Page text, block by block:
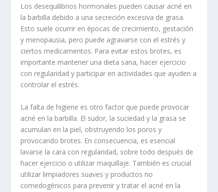
Los desequilibrios hormonales pueden causar acné en
la barbilla debido a una secreción excesiva de grasa.
Esto suele ocurrir en épocas de crecimiento, gestación
y menopausia, pero puede agravarse con el estrés y
ciertos medicamentos. Para evitar estos brotes, es
importante mantener una dieta sana, hacer ejercicio
con regularidad y participar en actividades que ayuden a
controlar el estrés.
La falta de higiene es otro factor que puede provocar
acné en la barbilla. El sudor, la suciedad y la grasa se
acumulan en la piel, obstruyendo los poros y
provocando brotes. En consecuencia, es esencial
lavarse la cara con regularidad, sobre todo después de
hacer ejercicio o utilizar maquillaje. También es crucial
utilizar limpiadores suaves y productos no
comedogénicos para prevenir y tratar el acné en la